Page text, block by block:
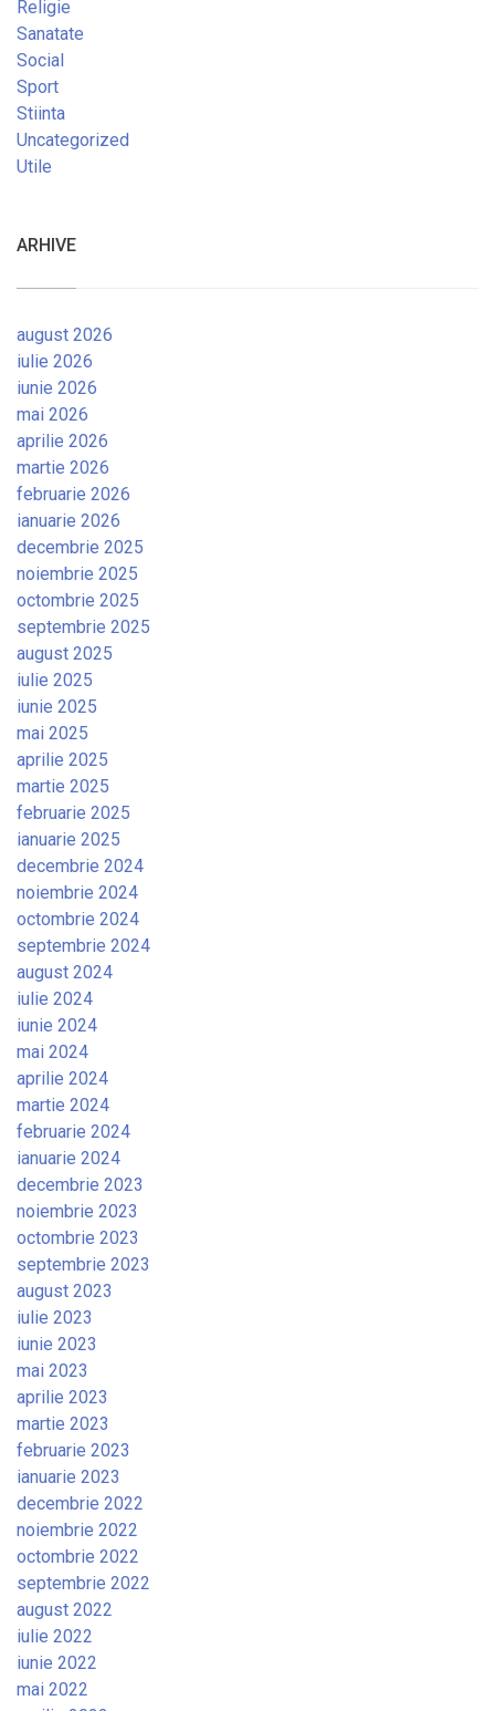
Religie
Sanatate
Social
Sport
Stiinta
Uncategorized
Utile
ARHIVE
august 2026
iulie 2026
iunie 2026
mai 2026
aprilie 2026
martie 2026
februarie 2026
ianuarie 2026
decembrie 2025
noiembrie 2025
octombrie 2025
septembrie 2025
august 2025
iulie 2025
iunie 2025
mai 2025
aprilie 2025
martie 2025
februarie 2025
ianuarie 2025
decembrie 2024
noiembrie 2024
octombrie 2024
septembrie 2024
august 2024
iulie 2024
iunie 2024
mai 2024
aprilie 2024
martie 2024
februarie 2024
ianuarie 2024
decembrie 2023
noiembrie 2023
octombrie 2023
septembrie 2023
august 2023
iulie 2023
iunie 2023
mai 2023
aprilie 2023
martie 2023
februarie 2023
ianuarie 2023
decembrie 2022
noiembrie 2022
octombrie 2022
septembrie 2022
august 2022
iulie 2022
iunie 2022
mai 2022